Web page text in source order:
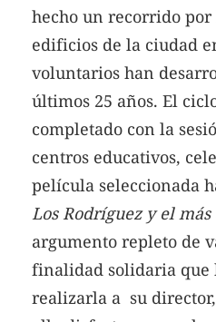
hecho un recorrido
edificios de la ciudad
voluntarios han
últimos 25 años. El
completado con la
centros educativos,
película seleccionada
Los Rodríguez y el
argumento repleto de
finalidad solidaria que
realizarla a su